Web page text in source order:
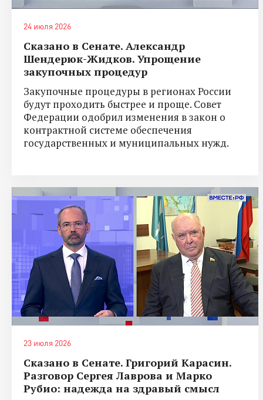
24 июля 2026
Сказано в Сенате. Александр
Шендерюк-Жидков. Упрощение
закупочных процедур
Закупочные процедуры в регионах России
будут проходить быстрее и проще. Совет
Федерации одобрил изменения в закон о
контрактной системе обеспечения
государственных и муниципальных нужд.
23 июля 2026
Сказано в Сенате. Григорий Карасин.
Разговор Сергея Лаврова и Марко
Рубио: надежда на здравый смысл